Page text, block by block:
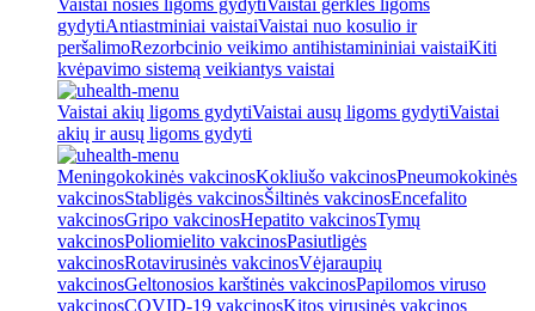
Vaistai nosies ligoms gydytiVaistai gerklės ligoms
gydytiAntiastminiai vaistaiVaistai nuo kosulio ir
peršalimoRezorbcinio veikimo antihistamininiai vaistaiKiti
kvėpavimo sistemą veikiantys vaistai
Vaistai akių ligoms gydytiVaistai ausų ligoms gydytiVaistai
akių ir ausų ligoms gydyti
Meningokokinės vakcinosKokliušo vakcinosPneumokokinės
vakcinosStabligės vakcinosŠiltinės vakcinosEncefalito
vakcinosGripo vakcinosHepatito vakcinosTymų
vakcinosPoliomielito vakcinosPasiutligės
vakcinosRotavirusinės vakcinosVėjaraupių
vakcinosGeltonosios karštinės vakcinosPapilomos viruso
vakcinosCOVID-19 vakcinosKitos virusinės vakcinos